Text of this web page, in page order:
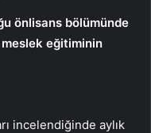
önlisans bölümünde
eğitiminin
incelendiğinde aylık